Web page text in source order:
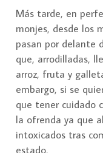
Más tarde, en
monjes, desde los
pasan por delante
que, arrodilladas,
arroz, fruta y
embargo, si se
que tener cuidado
la ofrenda ya que
intoxicados tras
estado.